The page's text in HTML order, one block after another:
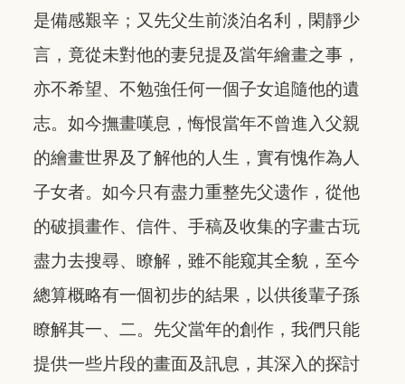
是備感艱辛；又先父生前淡泊名利，閑靜少
言，竟從未對他的妻兒提及當年繪畫之事，
亦不希望、不勉強任何一個子女追隨他的遺
志。如今撫畫嘆息，悔恨當年不曾進入父親
的繪畫世界及了解他的人生，實有愧作為人
子女者。如今只有盡力重整先父遗作，從他
的破損畫作、信件、手稿及收集的字畫古玩
盡力去搜尋、瞭解，雖不能窥其全貌，至今
總算概略有一個初步的結果，以供後輩子孫
瞭解其一、二。先父當年的創作，我們只能
提供一些片段的畫面及訊息，其深入的探討